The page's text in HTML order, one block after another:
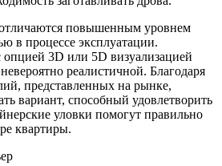
повышенным уровнем
в процессе эксплуатации.
3D или 5D визуализацией
реалистичной. Благодаря
представленных на рынке,
вариант, способный удовлетворить
уловки помогут правильно
квартиры.